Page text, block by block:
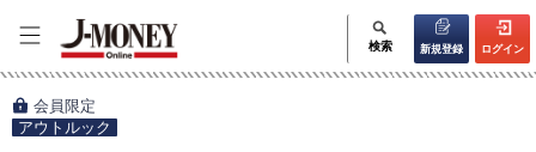
検索 新規登録 ログイン
会員限定
アウトルック